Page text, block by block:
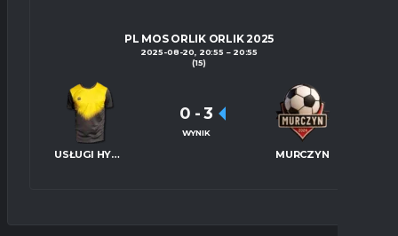
PL MOS ORLIK ORLIK 2025
2025-08-20, 20:55
20:55
(15)
USŁUGI HYDRAULICZNE KRIS MURCZYN
0 -3
WYNIK